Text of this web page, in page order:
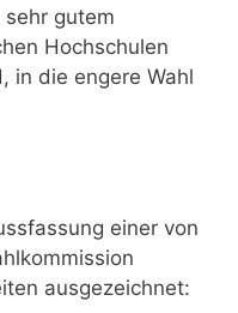
gutem
Hochschulen
in die engere Wahl
einer von
ausgezeichnet: